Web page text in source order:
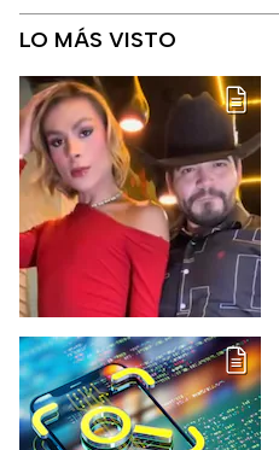
LO MÁS VISTO